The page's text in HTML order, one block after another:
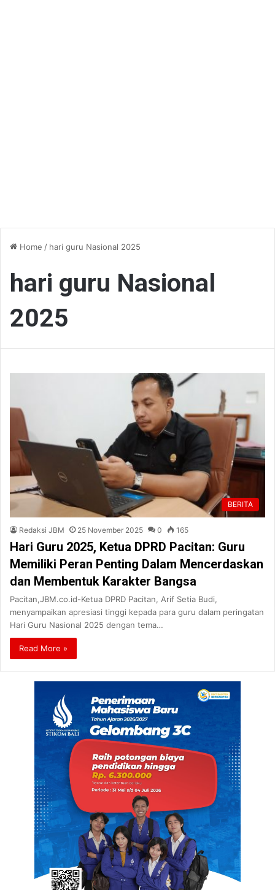
Home / hari guru Nasional 2025
hari guru Nasional
2025
BERITA
Redaksi JBM 25 November 2025 0 165
Hari Guru 2025, Ketua DPRD Pacitan: Guru
Memiliki Peran Penting Dalam Mencerdaskan
dan Membentuk Karakter Bangsa
Pacitan,JBM.co.id-Ketua DPRD Pacitan, Arif Setia Budi,
menyampaikan apresiasi tinggi kepada para guru dalam peringatan
Hari Guru Nasional 2025 dengan tema…
Read More »